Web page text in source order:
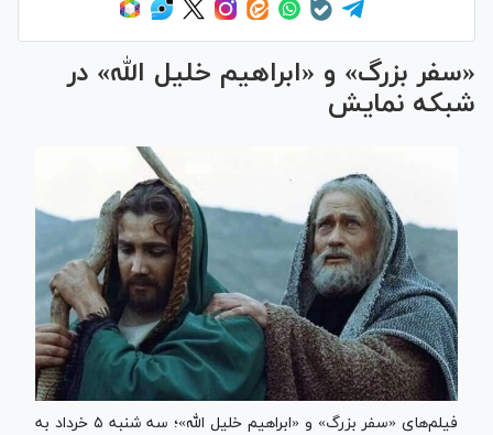
«سفر بزرگ» و «ابراهیم خلیل الله» در
شبکه نمایش
فیلم‌های «سفر بزرگ» و «ابراهیم خلیل الله»؛ سه شنبه ۵ خرداد به